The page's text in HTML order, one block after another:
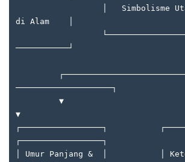
di Alam    │
───────────┘
────────────────────┐
▼
┌─────────────────┐
┌─────────────────┐
│ Umur Panjang &  │           │